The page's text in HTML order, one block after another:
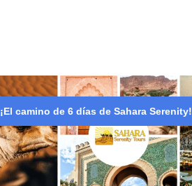
¡El camino de 6 días de Sahara Serenity!